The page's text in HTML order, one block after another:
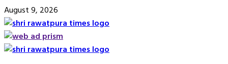
Skip
to
content
August 9, 2026
Primary